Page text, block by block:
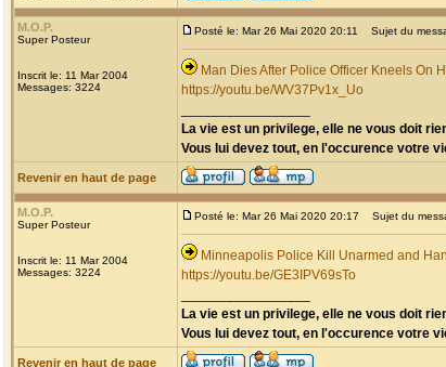
M.O.P.
Super Posteur
Inscrit le: 11 Mar 2004
Messages: 3224
Posté le: Mar 26 Mai 2020 20:11 Sujet du
Man Dies After Police Officer Kneels On
https://youtu.be/WV37Pv1x_Uo
La vie est un privilege, elle ne vous doit
Vous lui devez tout, en l'occurence votre
Revenir en haut de page
M.O.P.
Super Posteur
Inscrit le: 11 Mar 2004
Messages: 3224
Posté le: Mar 26 Mai 2020 20:17 Sujet du
Minneapolis Police Kill Unarmed and
https://youtu.be/GE3IPV69sTo
La vie est un privilege, elle ne vous doit
Vous lui devez tout, en l'occurence votre
Revenir en haut de page